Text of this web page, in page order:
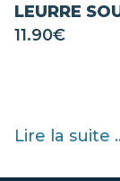
LEURRE
11.90€
Lire la suite